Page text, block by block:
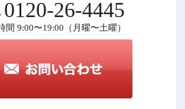
0120-26-4445
間 9:00〜19:00（月曜〜土曜）